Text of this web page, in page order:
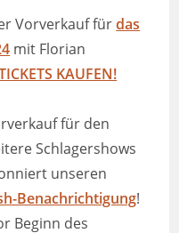
Vorverkauf fürdas
mit Florian
KAUFEN!
für den
Schlagershows
unseren
Benachrichtigung!
Beginn des